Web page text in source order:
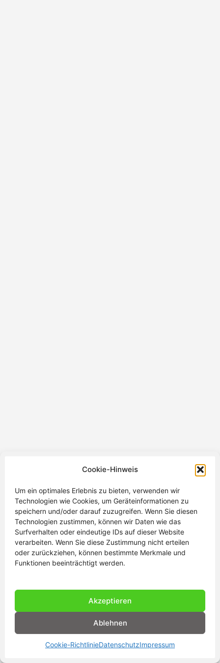
Cookie-Hinweis
Um ein optimales Erlebnis zu bieten, verwenden wir
Technologien wie Cookies, um Geräteinformationen zu
speichern und/oder darauf zuzugreifen. Wenn Sie diesen
Technologien zustimmen, können wir Daten wie das
Surfverhalten oder eindeutige IDs auf dieser Website
verarbeiten. Wenn Sie diese Zustimmung nicht erteilen
oder zurückziehen, können bestimmte Merkmale und
Funktionen beeinträchtigt werden.
Akzeptieren
Ablehnen
Cookie-RichtlinieDatenschutzImpressum
Kontakt
Impressum
Datenschutz
Copyright © 2026 Matthias & Birgit | Präsentiert von
Astra-
WordPress-Theme